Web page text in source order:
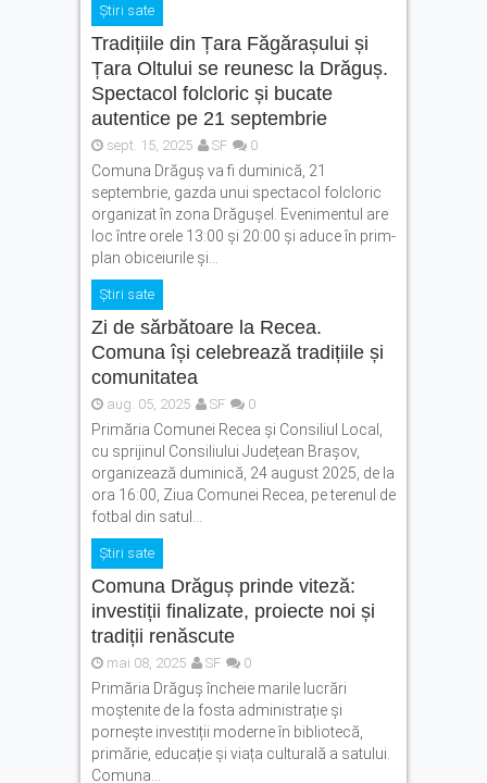
Știri sate
Tradițiile din Țara Făgărașului și
Țara Oltului se reunesc la Drăguș.
Spectacol folcloric și bucate
autentice pe 21 septembrie
sept. 15, 2025 SF 0
Comuna Drăguș va fi duminică, 21
septembrie, gazda unui spectacol folcloric
organizat în zona Drăgușel. Evenimentul are
loc între orele 13:00 și 20:00 și aduce în prim-
plan obiceiurile și...
Știri sate
Zi de sărbătoare la Recea.
Comuna își celebrează tradițiile și
comunitatea
aug. 05, 2025 SF 0
Primăria Comunei Recea și Consiliul Local,
cu sprijinul Consiliului Județean Brașov,
organizează duminică, 24 august 2025, de la
ora 16:00, Ziua Comunei Recea, pe terenul de
fotbal din satul...
Știri sate
Comuna Drăguș prinde viteză:
investiții finalizate, proiecte noi și
tradiții renăscute
mai 08, 2025 SF 0
Primăria Drăguș încheie marile lucrări
moștenite de la fosta administrație și
pornește investiții moderne în bibliotecă,
primărie, educație și viața culturală a satului.
Comuna...